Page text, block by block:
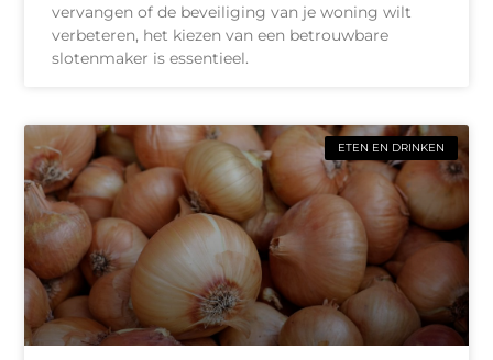
vervangen of de beveiliging van je woning wilt
verbeteren, het kiezen van een betrouwbare
slotenmaker is essentieel.
ETEN EN DRINKEN